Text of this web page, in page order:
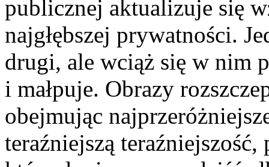
publicznej aktualizuje się
najgłębszej prywatności.
drugi, ale wciąż się w nim
i małpuje. Obrazy
obejmując
teraźniejszą teraźniejszość,